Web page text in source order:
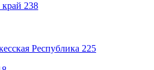
край 238
Республика 225